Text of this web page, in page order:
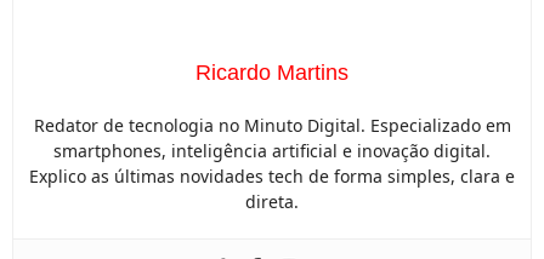
Ricardo Martins
Redator de tecnologia no Minuto Digital. Especializado em
smartphones, inteligência artificial e inovação digital.
Explico as últimas novidades tech de forma simples, clara e
direta.